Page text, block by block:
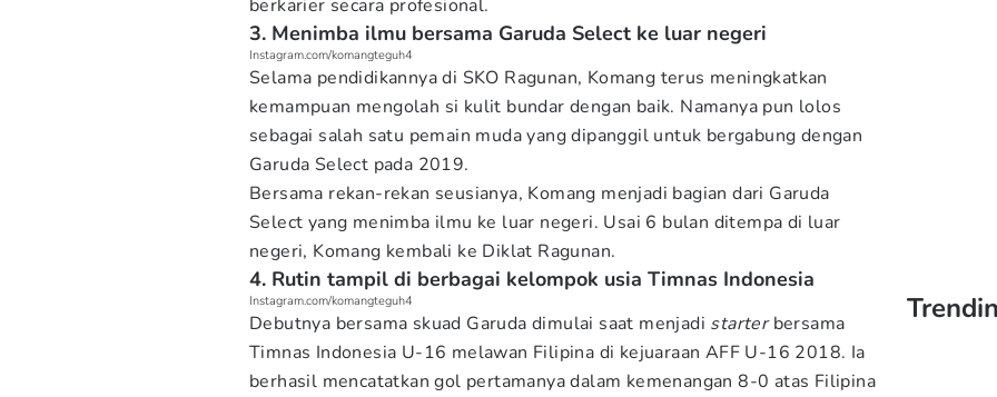
berkarier secara profesional.
3. Menimba ilmu bersama Garuda Select ke luar negeri
Instagram.com/komangteguh4
Selama pendidikannya di SKO Ragunan, Komang terus meningkatkan
kemampuan mengolah si kulit bundar dengan baik. Namanya pun lolos
sebagai salah satu pemain muda yang dipanggil untuk bergabung dengan
Garuda Select pada 2019.
Bersama rekan-rekan seusianya, Komang menjadi bagian dari Garuda
Select yang menimba ilmu ke luar negeri. Usai 6 bulan ditempa di luar
negeri, Komang kembali ke Diklat Ragunan.
4. Rutin tampil di berbagai kelompok usia Timnas Indonesia
Instagram.com/komangteguh4
Debutnya bersama skuad Garuda dimulai saat menjadi starterbersama
Timnas Indonesia U-16 melawan Filipina di kejuaraan AFF U-16 2018. Ia
berhasil mencatatkan gol pertamanya dalam kemenangan 8-0 atas Filipina